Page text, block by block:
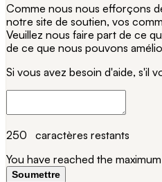
Comme nous nous efforçons
notre site de soutien, vos
Veuillez nous faire part de ce
de ce que nous pouvons
Si vous avez besoin d'aide, s'il
250 caractères restants
You have reached the
Soumettre